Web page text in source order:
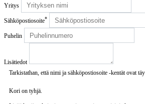
Yritys
Sähköpostiosoite*
Puhelin
Lisätiedot
Tarkistathan, että nimi ja sähköpostiosoite -kentät ovat
Kori on tyhjä.